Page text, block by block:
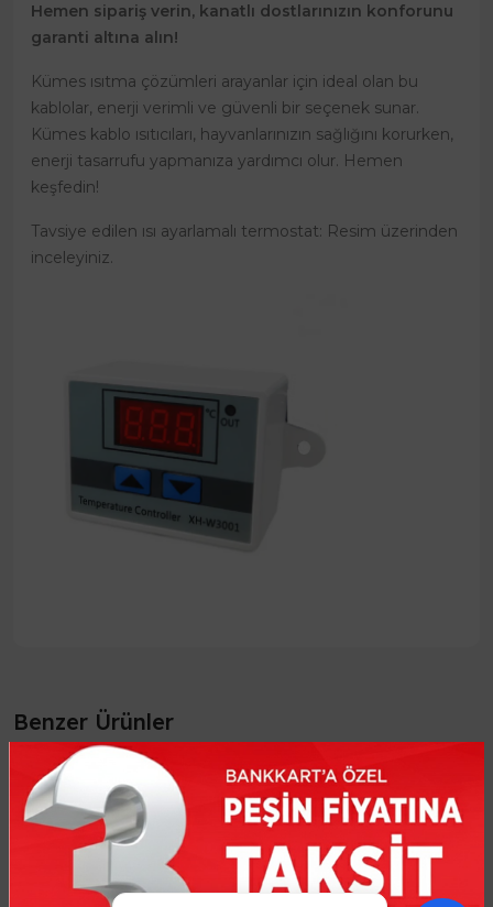
Hemen sipariş verin, kanatlı dostlarınızın konforunu
garanti altına alın!
Kümes ısıtma çözümleri arayanlar için ideal olan bu
kablolar, enerji verimli ve güvenli bir seçenek sunar.
Kümes kablo ısıtıcıları, hayvanlarınızın sağlığını korurken,
enerji tasarrufu yapmanıza yardımcı olur. Hemen
keşfedin!
Tavsiye edilen ısı ayarlamalı termostat: Resim üzerinden
inceleyiniz.
Benzer Ürünler